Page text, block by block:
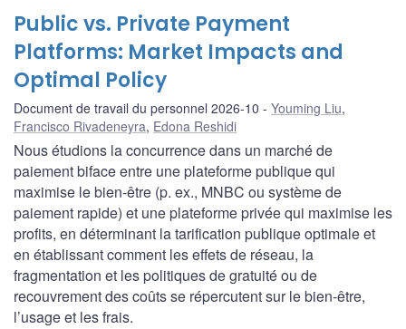
Public vs. Private Payment
Platforms: Market Impacts and
Optimal Policy
Document de travail du personnel 2026-10 Youming Liu,
Francisco Rivadeneyra, Edona Reshidi
Nous étudions la concurrence dans un marché de
paiement biface entre une plateforme publique qui
maximise le bien-être (p. ex., MNBC ou système de
paiement rapide) et une plateforme privée qui maximise les
profits, en déterminant la tarification publique optimale et
en établissant comment les effets de réseau, la
fragmentation et les politiques de gratuité ou de
recouvrement des coûts se répercutent sur le bien-être,
l’usage et les frais.